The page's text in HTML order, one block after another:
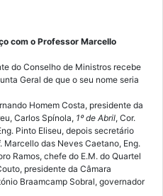
com o Professor Marcello
do Conselho de Ministros recebe
Geral de que o seu nome seria
Homem Costa, presidente da
Carlos Spínola, 1º de Abril, Cor.
Pinto Eliseu, depois secretário
Marcello das Neves Caetano, Eng.
Ramos, chefe do E.M. do Quartel
presidente da Câmara
Braamcamp Sobral, governador